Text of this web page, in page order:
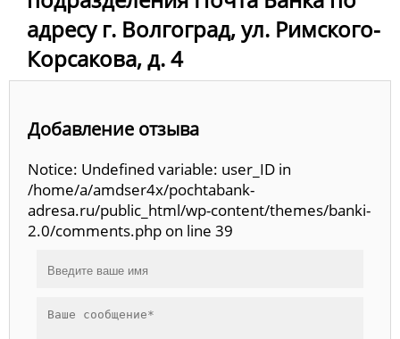
адресу г. Волгоград, ул. Римского-
Корсакова, д. 4
Добавление отзыва
Notice: Undefined variable: user_ID in
/home/a/amdser4x/pochtabank-
adresa.ru/public_html/wp-content/themes/banki-
2.0/comments.php on line 39